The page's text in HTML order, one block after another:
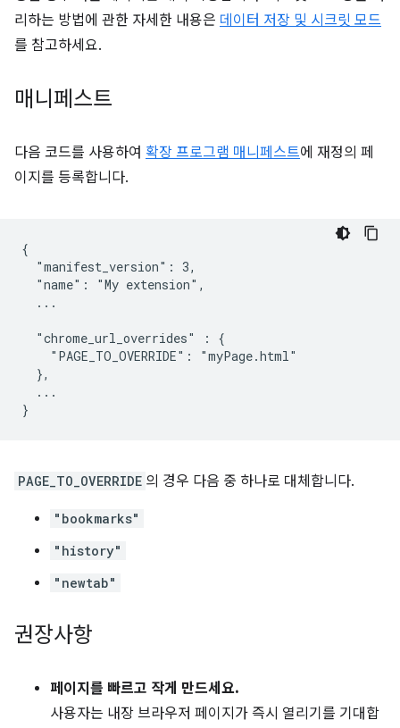
리하는 방법에 관한 자세한 내용은 데이터 저장 및 시크릿 모드
를 참고하세요.
매니페스트
다음 코드를 사용하여 확장 프로그램 매니페스트에 재정의 페
이지를 등록합니다.
{
  "manifest_version": 3,
  "name": "My extension",
  ...
  "chrome_url_overrides" : {
    "PAGE_TO_OVERRIDE": "myPage.html"
  },
  ...
PAGE_TO_OVERRIDE 의 경우 다음 중 하나로 대체합니다.
"bookmarks"
"history"
"newtab"
권장사항
페이지를 빠르고 작게 만드세요.
사용자는 내장 브라우저 페이지가 즉시 열리기를 기대합